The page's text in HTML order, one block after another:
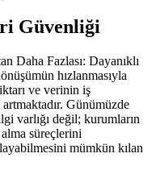
Güvenliği
Daha Fazlası: Dayanıklı
hızlanmasıyla
ve verinin iş
Günümüzde
varlığı değil; kurumların
süreçlerini
mümkün kılan